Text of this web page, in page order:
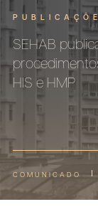
SEHAB
HIS e HMP
COMUNICADO